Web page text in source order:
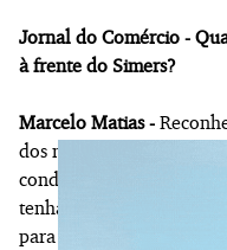
Jornal do Comércio -
à frente do Simers?
Marcelo Matias -
dos médicos. Devemos a
conduzir a gestão de
tenham voz para
para a atuação do